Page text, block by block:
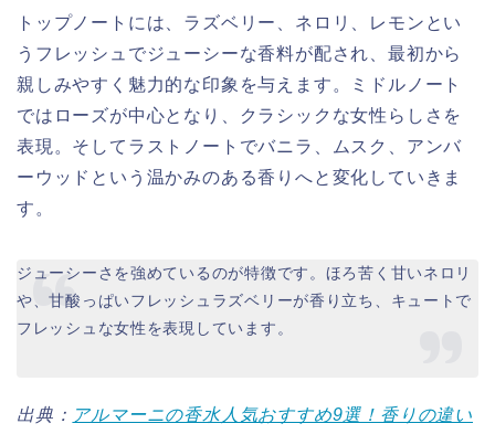
トップノートには、ラズベリー、ネロリ、レモンとい
うフレッシュでジューシーな香料が配され、最初から
親しみやすく魅力的な印象を与えます。ミドルノート
ではローズが中心となり、クラシックな女性らしさを
表現。そしてラストノートでバニラ、ムスク、アンバ
ーウッドという温かみのある香りへと変化していきま
す。
ジューシーさを強めているのが特徴です。ほろ苦く甘いネロリ
や、甘酸っぱいフレッシュラズベリーが香り立ち、キュートで
フレッシュな女性を表現しています。
出典： アルマーニの香水人気おすすめ9選！香りの違い